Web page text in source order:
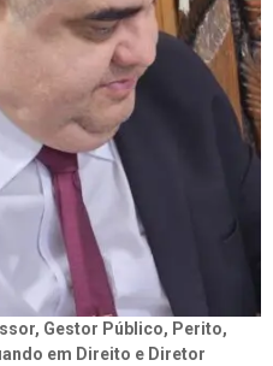
Gestor Público, Perito,
em Direito e Diretor